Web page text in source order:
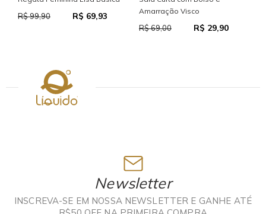
R$ 99,90 R$ 69,93
Amarração Visco
R$ 69,00 R$ 29,90
Newsletter
INSCREVA-SE EM NOSSA NEWSLETTER E GANHE ATÉ